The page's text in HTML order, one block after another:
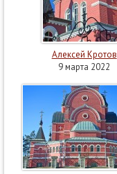
Алексей Кротов
9 марта 2022